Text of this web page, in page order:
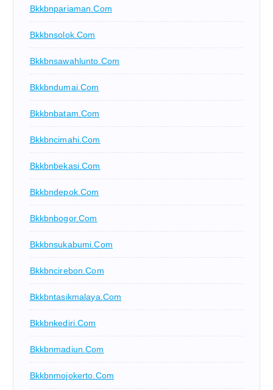
Bkkbnpariaman.com
Bkkbnsolok.com
Bkkbnsawahlunto.com
Bkkbndumai.com
Bkkbnbatam.com
Bkkbncimahi.com
Bkkbnbekasi.com
Bkkbndepok.com
Bkkbnbogor.com
Bkkbnsukabumi.com
Bkkbncirebon.com
Bkkbntasikmalaya.com
Bkkbnkediri.com
Bkkbnmadiun.com
Bkkbnmojokerto.com